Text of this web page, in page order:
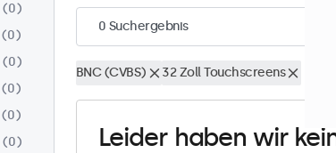
0
0
0
0
0
0
0 Suchergebnis
BNC (CVBS) 32 Zoll Touchscreens
Leider haben wir